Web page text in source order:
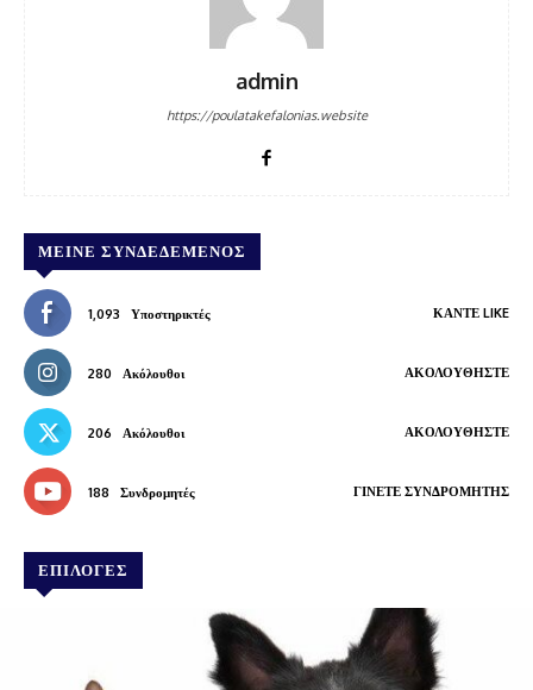
admin
https://poulatakefalonias.website
ΜΕΊΝΕ ΣΥΝΔΕΔΕΜΈΝΟΣ
1,093 Υποστηρικτές ΚΆΝΤΕ LIKE
280 Ακόλουθοι ΑΚΟΛΟΥΘΉΣΤΕ
206 Ακόλουθοι ΑΚΟΛΟΥΘΉΣΤΕ
188 Συνδρομητές ΓΊΝΕΤΕ ΣΥΝΔΡΟΜΗΤΉΣ
ΕΠΙΛΟΓΕΣ